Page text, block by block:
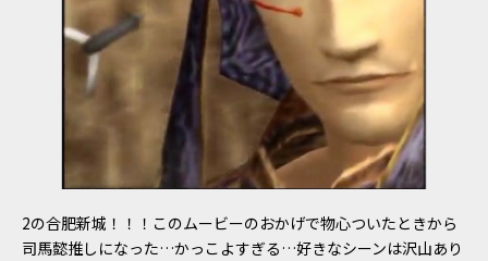
2の合肥新城！！！このムービーのおかげで物心ついたときから
司馬懿推しになった…かっこよすぎる…好きなシーンは沢山あり